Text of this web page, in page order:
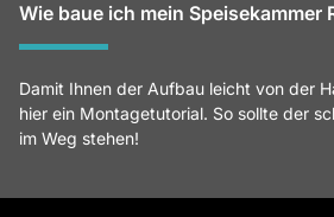
Wie baue ich mein Speisekammer
Damit Ihnen der Aufbau leicht von der
hier ein Montagetutorial. So sollte der
im Weg stehen!